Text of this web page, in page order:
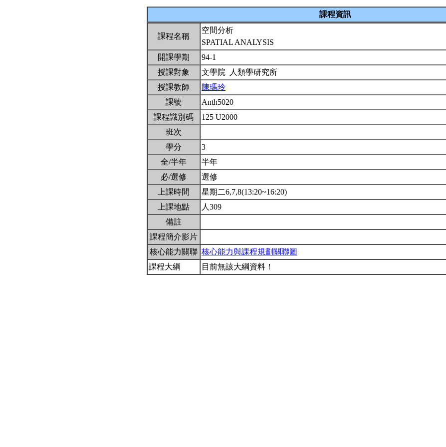
課程資訊
課程名稱
空間分析
SPATIAL ANALYSIS
開課學期
94-1
授課對象
文學院 人類學研究所
授課教師
陳瑪玲
課號
Anth5020
課程識別碼
125 U2000
班次
學分
3
全/半年
半年
必/選修
選修
上課時間
星期二6,7,8(13:20~16:20)
上課地點
人309
備註
課程簡介影片
核心能力關聯 核心能力與課程規劃關聯圖
課程大綱
目前無該大綱資料！